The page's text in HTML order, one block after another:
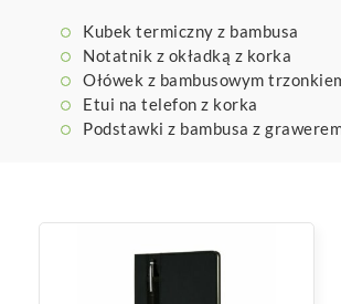
Kubek termiczny z bambusa
Notatnik z okładką z korka
Ołówek z bambusowym
Etui na telefon z korka
Podstawki z bambusa z